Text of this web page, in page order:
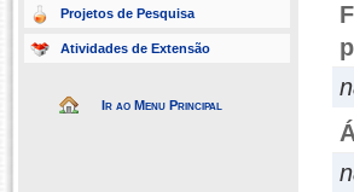
Projetos de Pesquisa
Atividades de Extensão
Ir ao Menu Principal